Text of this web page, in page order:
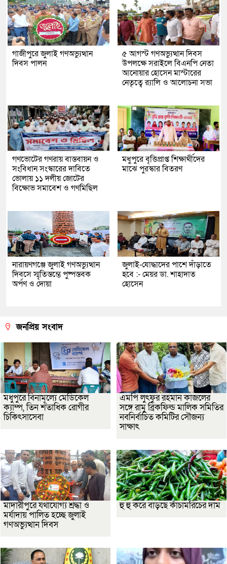
গাজীপুরে জুলাই গণঅভ্যুত্থান
দিবস পালন
৫ আগস্ট গণঅভ্যুত্থান দিবস
উপলক্ষে সরাইলে বিএনপি নেতা
আনোয়ার হোসেন মাস্টারের
নেতৃত্বে র‍্যালি ও আলোচনা সভা
গণভোটের গণরায় বাস্তবায়ন ও
সংবিধান সংস্কারের দাবিতে
ভোলায় ১১ দলীয় জোটের
বিক্ষোভ সমাবেশ ও গণমিছিল
মধুপুরে বৃত্তিপ্রাপ্ত শিক্ষার্থীদের
মাঝে পুরস্কার বিতরণ
নারায়ণগঞ্জে জুলাই গণঅভ্যুত্থান
দিবসে স্মৃতিস্তম্ভে পুষ্পস্তবক
অর্পণ ও দোয়া
জুলাই-যোদ্ধাদের পাশে দাঁড়াতে
হবে :- মেয়র ডা. শাহাদাত
হোসেন
জনপ্রিয় সংবাদ
মধুপুরে বিনামূল্যে মেডিকেল
ক্যাম্প, তিন শতাধিক রোগীর
চিকিৎসাসেবা
এমপি লুৎফুর রহমান কাজলের
সঙ্গে রামু ব্রিকফিল্ড মালিক সমিতির
নবনির্বাচিত কমিটির সৌজন্য
সাক্ষাৎ
মাদারীপুরে যথাযোগ্য শ্রদ্ধা ও
মর্যাদায় পালিত হচ্ছে জুলাই
গণঅভ্যুত্থান দিবস
হু হু করে বাড়ছে কাঁচামরিচের দাম